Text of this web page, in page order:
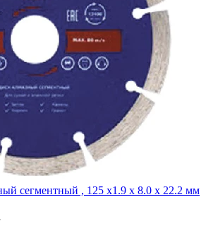
сегментный , 125 x1.9 x 8.0 x 22.2 мм